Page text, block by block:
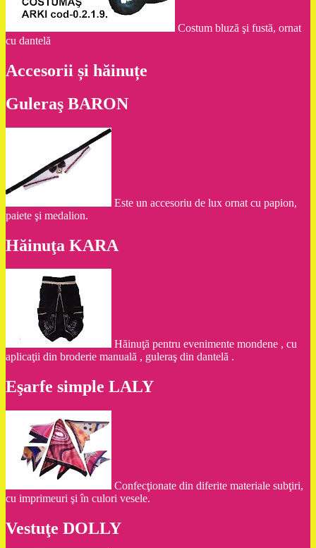
Costum bluză şi fustă, ornat
cu dantelă
Accesorii și hăinuțe
Guleraş BARON
Este un accesoriu de lux ornat cu papion,
paiete şi medalion.
Hăinuţa KARA
Hăinuţă pentru evenimente mondene , cu
aplicaţii din broderie manuală , guleraş din dantelă .
Eşarfe simple LALY
Confecţionate din diferite materiale subţiri,
cu imprimeuri şi în culori vesele.
Vestuţe DOLLY